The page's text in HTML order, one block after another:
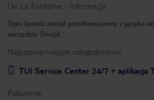
De La Fontaine - informacje
Opis hotelu został przetłumaczony z języka
narzędzie DeepL
Najpopularniejsze udogodnienia:
TUI Service Center 24/7 + aplikacja
Położenie: